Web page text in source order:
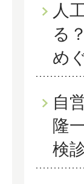
人
る
め
自
隆
検